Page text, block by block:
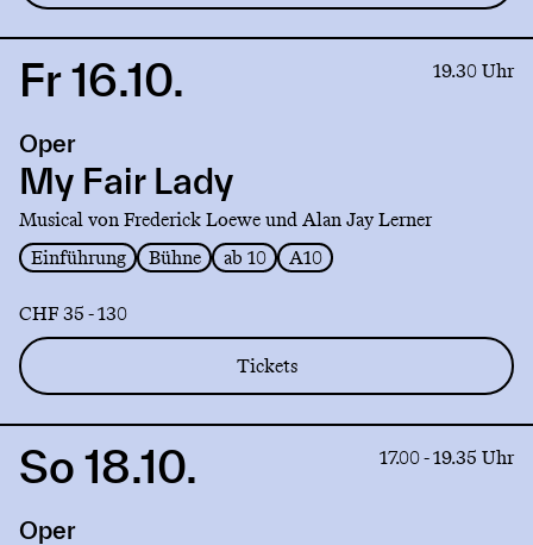
Link
My
Fair
Lady
Fr 16.10. 19.30 Uhr
Oper
My Fair Lady
Musical von Frederick Loewe und Alan Jay Lerner
Einführung
Bühne ab 10 A10
CHF 35 - 130
Tickets
Link
L'elisir
So 18.10. 17.00 - 19.35 Uhr
Oper